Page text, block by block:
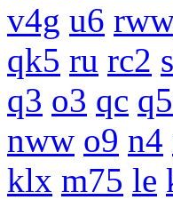
v4g u6
qk5 ru rc2
q3 o3 qc
nww o9 n4
klx m75 le